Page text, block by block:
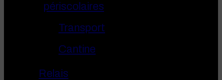
périscolaires
Transport
Cantine
Relais